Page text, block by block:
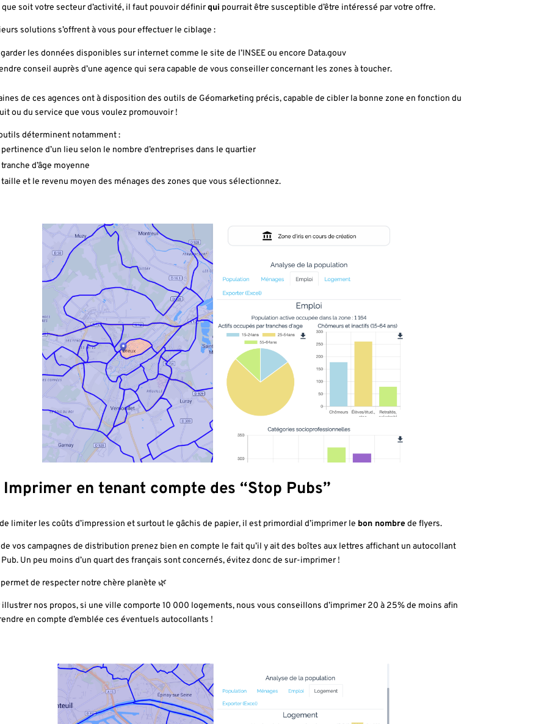
que soit votre secteur d’activité, il faut pouvoir définirqui pourrait être susceptible d’être intéressé par votre offre.
solutions s’offrent à vous pour effectuer le ciblage :
les données disponibles sur internet comme le site de l’INSEE ou encore Data.gouv
conseil auprès d’une agence qui sera capable de vous conseiller concernant les zones à toucher.
de ces agences ont à disposition des outils de Géomarketing précis, capable de cibler la bonne zone en fonction du
ou du service que vous voulez promouvoir !
déterminent notamment :
pertinence d’un lieu selon le nombre d’entreprises dans le quartier
d’âge moyenne
taille et le revenu moyen des ménages des zones que vous sélectionnez.
Imprimer en tenant compte des “Stop Pubs”
limiter les coûts d’impression et surtout le gâchis de papier, il est primordial d’imprimer le bon nombrede flyers.
vos campagnes de distribution prenez bien en compte le fait qu’il y ait des boîtes aux lettres affichant un autocollant
Un peu moins d’un quart des français sont concernés, évitez donc de sur-imprimer !
de respecter notre chère planète 🌿
illustrer nos propos, si une ville comporte 10 000 logements, nous vous conseillons d’imprimer 20 à 25% de moins afin
en compte d’emblée ces éventuels autocollants !